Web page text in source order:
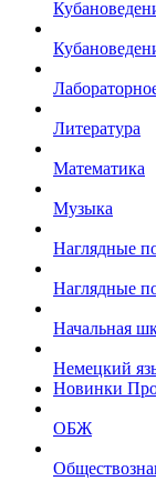
Литература
Математика
Музыка
Наглядные
Наглядные
Начальная
Немецкий
Новинки
ОБЖ